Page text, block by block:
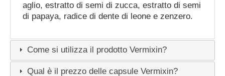
aglio, estratto di semi di zucca, estratto di semi
di papaya, radice di dente di leone e zenzero.
Come si utilizza il prodotto Vermixin?
Qual è il prezzo delle capsule Vermixin?